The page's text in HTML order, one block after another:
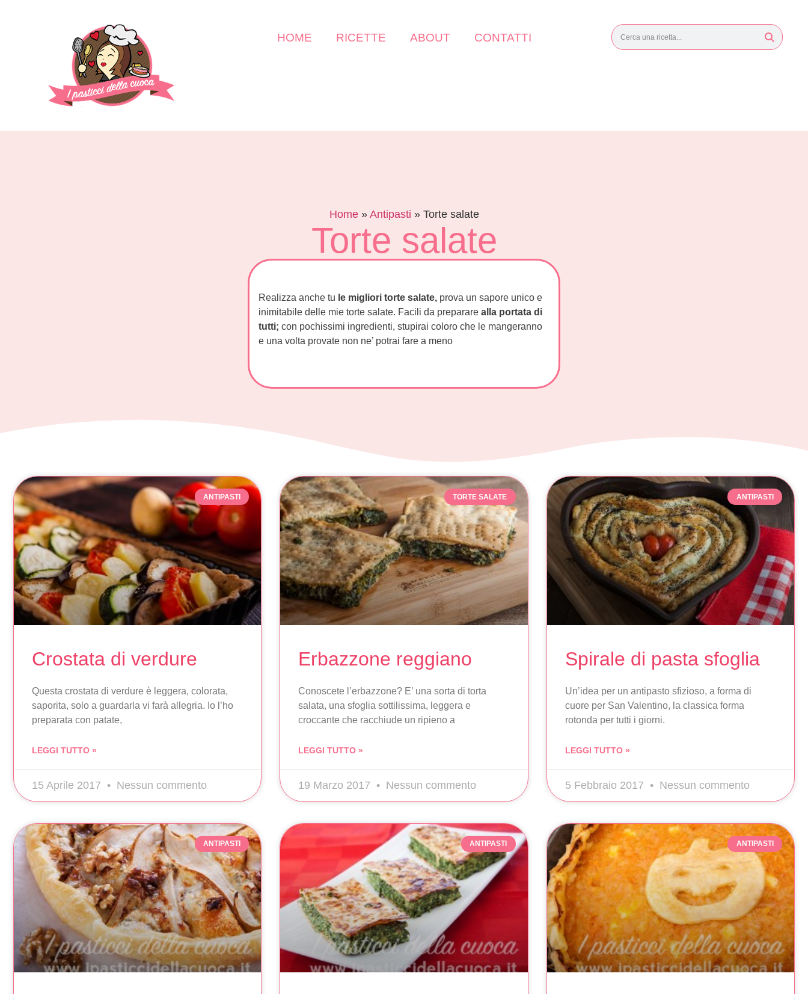
HOME RICETTE ABOUT CONTATTI
Home» Antipasti » Torte salate
Torte salate
Realizza anche tu le migliori torte salate, prova un sapore unico e
inimitabile delle mie torte salate. Facili da preparare alla portata di
tutti; con pochissimi ingredienti, stupirai coloro che le mangeranno
e una volta provate non ne’ potrai fare a meno
ANTIPASTI
Crostata di verdure
Questa crostata di verdure è leggera, colorata,
saporita, solo a guardarla vi farà allegria. Io l’ho
preparata con patate,
LEGGI TUTTO »
15 Aprile 2017 Nessun commento
TORTE SALATE
Erbazzone reggiano
Conoscete l’erbazzone? E’ una sorta di torta
salata, una sfoglia sottilissima, leggera e
croccante che racchiude un ripieno a
LEGGI TUTTO »
19 Marzo 2017 Nessun commento
ANTIPASTI
Spirale di pasta sfoglia
Un’idea per un antipasto sfizioso, a forma di
cuore per San Valentino, la classica forma
rotonda per tutti i giorni.
LEGGI TUTTO »
5 Febbraio 2017 Nessun commento
ANTIPASTI ANTIPASTI ANTIPASTI